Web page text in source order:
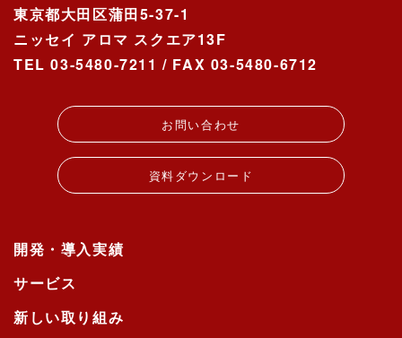
東京都大田区蒲田5-37-1
ニッセイ アロマ スクエア13F
TEL 03-5480-7211 / FAX 03-5480-6712
お問い合わせ
資料ダウンロード
開発・導入実績
サービス
新しい取り組み